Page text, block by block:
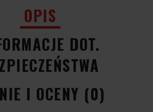
OPIS
DOT.
I OCENY (0)